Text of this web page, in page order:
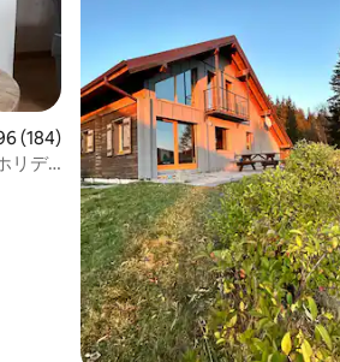
ー184件、5つ星中4.96つ星の平均評価
(184)
リデ